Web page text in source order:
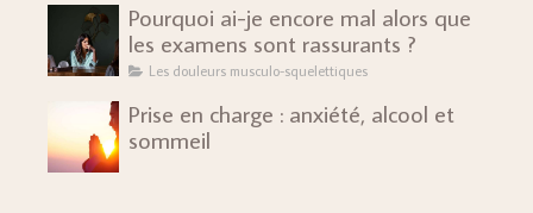
Pourquoi ai-je encore mal alors que
les examens sont rassurants ?
Les douleurs musculo-squelettiques
Prise en charge : anxiété, alcool et
sommeil